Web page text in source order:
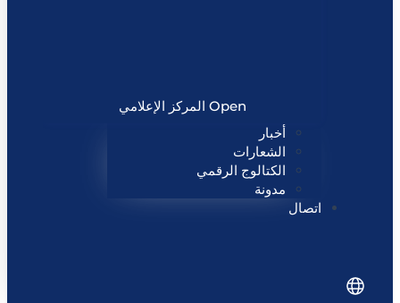
Open المركز الإعلامي
أخبار
الشعارات
الكتالوج الرقمي
مدونة
اتصال